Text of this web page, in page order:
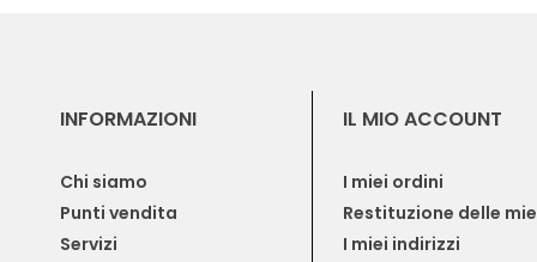
INFORMAZIONI
Chi siamo
Punti vendita
Servizi
IL MIO ACCOUNT
I miei ordini
Restituzione delle
I miei indirizzi